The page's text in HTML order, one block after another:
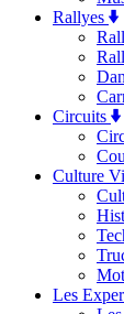
Rallyes
Circuits
Culture
Les